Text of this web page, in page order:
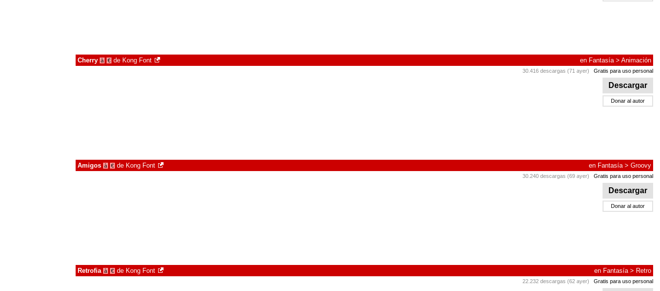
Cherry à € de Kong Font en Fantasía> Animación
30.416 descargas (71 ayer) Gratis para uso personal
Descargar
Donar al autor
Amigos à € de Kong Font en Fantasía> Groovy
30.240 descargas (69 ayer) Gratis para uso personal
Descargar
Donar al autor
Retrofia à € de Kong Font en Fantasía> Retro
22.232 descargas (62 ayer) Gratis para uso personal